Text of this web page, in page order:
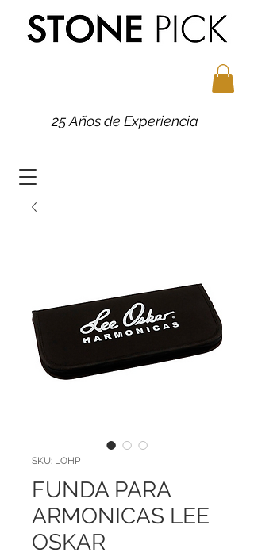
25 Años de Experiencia
SKU: LOHP
FUNDA PARA
ARMONICAS LEE
OSKAR